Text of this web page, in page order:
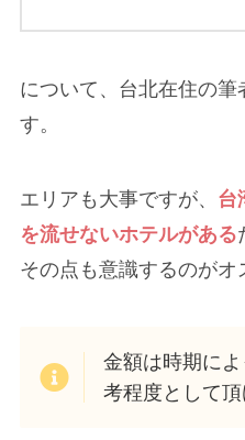
について、台北在住の筆
す。
エリアも大事ですが、 台
を流せないホテルがある
その点も意識するのがオ
金額は時期に
考程度として